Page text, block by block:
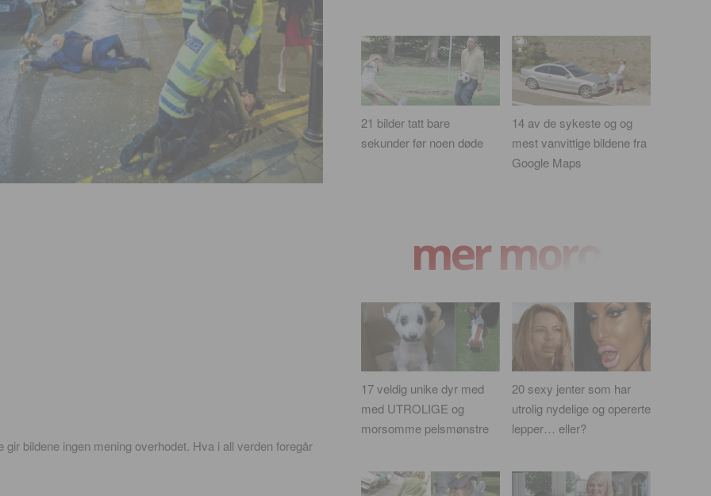
bildene ingen mening overhodet. Hva i all verden foregår
21 bilder tatt bare
sekunder før noen døde
14 av de sykeste og og
mest vanvittige bildene fra
Google Maps
mer moro
17 veldig unike dyr med
med UTROLIGE og
morsomme pelsmønstre
20 sexy jenter som har
utrolig nydelige og opererte
lepper… eller?